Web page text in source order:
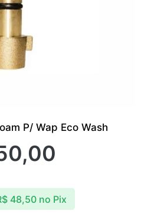
P/ Wap Eco Wash
48,50 no Pix